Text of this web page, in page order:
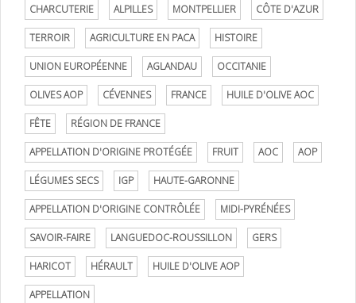
CHARCUTERIE ALPILLES MONTPELLIER CÔTE D'AZUR
TERROIR AGRICULTURE EN PACA HISTOIRE
UNION EUROPÉENNE AGLANDAU OCCITANIE
OLIVES AOP CÉVENNES FRANCE HUILE D'OLIVE AOC
FÊTE RÉGION DE FRANCE
APPELLATION D'ORIGINE PROTÉGÉE FRUIT AOC AOP
LÉGUMES SECS IGP HAUTE-GARONNE
APPELLATION D'ORIGINE CONTRÔLÉE MIDI-PYRÉNÉES
SAVOIR-FAIRE LANGUEDOC-ROUSSILLON GERS
HARICOT HÉRAULT HUILE D'OLIVE AOP
APPELLATION